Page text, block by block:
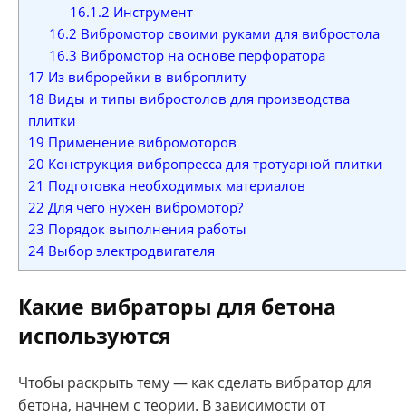
16.1.2 Инструмент
16.2 Вибромотор своими руками для вибростола
16.3 Вибромотор на основе перфоратора
17 Из виброрейки в виброплиту
18 Виды и типы вибростолов для производства
плитки
19 Применение вибромоторов
20 Конструкция вибропресса для тротуарной плитки
21 Подготовка необходимых материалов
22 Для чего нужен вибромотор?
23 Порядок выполнения работы
24 Выбор электродвигателя
Какие вибраторы для бетона
используются
Чтобы раскрыть тему — как сделать вибратор для
бетона, начнем с теории. В зависимости от